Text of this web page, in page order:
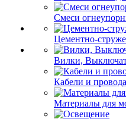
Смеси
Цементно-
Вилки,
Кабели и провода
Материалы для